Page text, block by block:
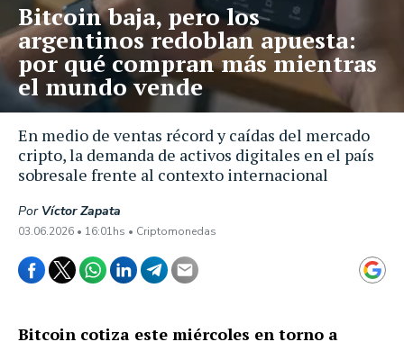
En medio de ventas récord y caídas del mercado
cripto, la demanda de activos digitales en el país
sobresale frente al contexto internacional
Por Víctor Zapata
03.06.2026 • 16:01hs • Criptomonedas
Bitcoin baja, pero los
argentinos redoblan apuesta:
por qué compran más mientras
el mundo vende
Bitcoin cotiza este miércoles en torno a